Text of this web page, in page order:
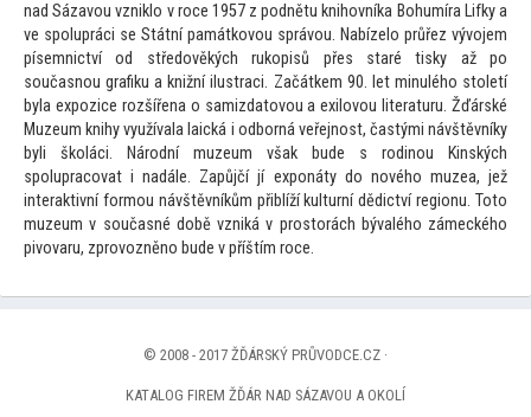
nad Sázavou vzniklo v roce 1957 z podnětu knihovníka Bohumíra Lifky a
ve spolupráci se Státní památkovou správou. Nabízelo průřez vývojem
písemnictví od středověkých rukopisů přes staré tisky až po
současnou grafiku a knižní ilustraci. Začátkem 90. let minulého století
byla expozice rozšířena o samizdatovou a exilovou literaturu. Žďárské
Muzeum knihy využívala laická i odborná veřejnost, častými návštěvníky
byli školáci. Národní muzeum však bude s rodinou Kinských
spolupracovat i nadále. Zapůjčí jí exponáty do nového muzea, jež
interaktivní formou návštěvníkům přiblíží kulturní dědictví regionu. Toto
muzeum v současné době vzniká v prostorách bývalého zámeckého
pivovaru, zprovozněno bude v příštím roce.
© 2008 - 2017 ŽĎÁRSKÝ PRŮVODCE.CZ ·
KATALOG FIREM ŽĎÁR NAD SÁZAVOU A OKOLÍ